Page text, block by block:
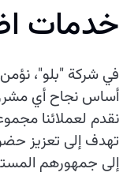
خدمات
في شركة "بلو"،
أساس نجاح أي
نقدم لعملائنا
تهدف إلى تعزيز
إلى جمهورهم